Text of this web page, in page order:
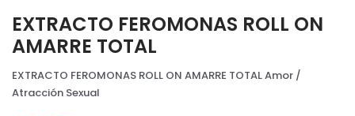
EXTRACTO FEROMONAS ROLL ON
AMARRE TOTAL
EXTRACTO FEROMONAS ROLL ON AMARRE TOTAL Amor /
Atracción Sexual